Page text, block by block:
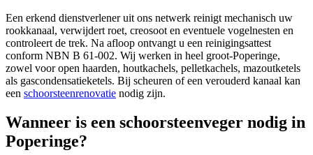
Een erkend dienstverlener uit ons netwerk reinigt mechanisch uw
rookkanaal, verwijdert roet, creosoot en eventuele vogelnesten en
controleert de trek. Na afloop ontvangt u een reinigingsattest
conform NBN B 61-002. Wij werken in heel groot-Poperinge,
zowel voor open haarden, houtkachels, pelletkachels, mazoutketels
als gascondensatieketels. Bij scheuren of een verouderd kanaal kan
een schoorsteenrenovatie nodig zijn.
Wanneer is een schoorsteenveger nodig in
Poperinge?